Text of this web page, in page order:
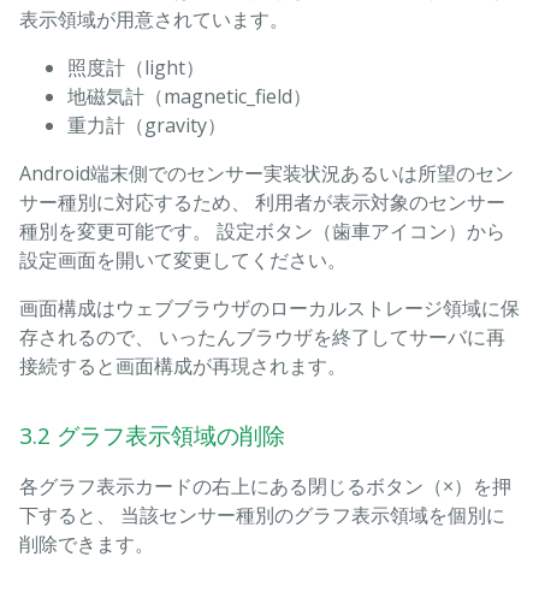
表示領域が用意されています。
照度計（light）
地磁気計（magnetic_field）
重力計（gravity）
Android端末側でのセンサー実装状況あるいは所望のセン
サー種別に対応するため、 利用者が表示対象のセンサー
種別を変更可能です。 設定ボタン（歯車アイコン）から
設定画面を開いて変更してください。
画面構成はウェブブラウザのローカルストレージ領域に保
存されるので、 いったんブラウザを終了してサーバに再
接続すると画面構成が再現されます。
3.2 グラフ表示領域の削除
各グラフ表示カードの右上にある閉じるボタン（×）を押
下すると、 当該センサー種別のグラフ表示領域を個別に
削除できます。